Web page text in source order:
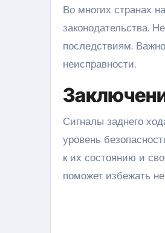
Во многих странах
законодательства.
последствиям.
неисправности.
Сигналы заднего
уровень
к их состоянию и
поможет избежать